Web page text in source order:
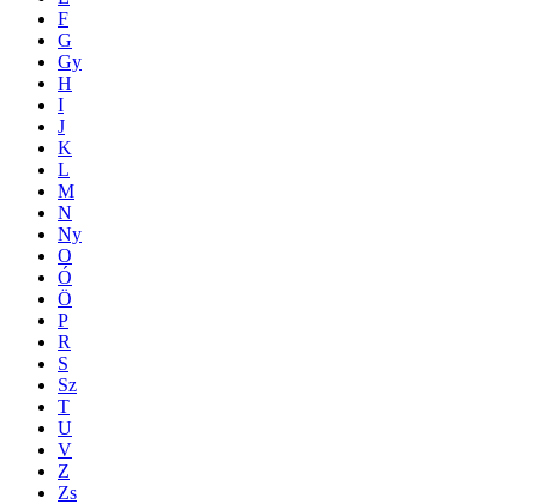
F
G
Gy
H
I
J
K
L
M
N
Ny
O
Ó
Ö
P
R
S
Sz
T
U
V
Z
Zs